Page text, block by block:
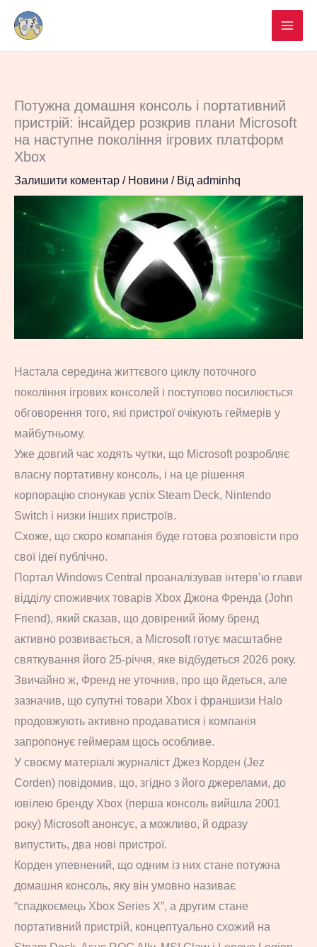
Перейти
вмісту
Потужна домашня консоль і портативний
пристрій: інсайдер розкрив плани Microsoft
на наступне покоління ігрових платформ
Xbox
Залишити коментар / Новини / Від adminhq
Настала середина життєвого циклу поточного
покоління ігрових консолей і поступово посилюється
обговорення того, які пристрої очікують геймерів у
майбутньому.
Уже довгий час ходять чутки, що Microsoft розробляє
власну портативну консоль, і на це рішення
корпорацію спонукав успіх Steam Deck, Nintendo
Switch і низки інших пристроїв.
Схоже, що скоро компанія буде готова розповісти про
свої ідеї публічно.
Портал Windows Central проаналізував інтерв’ю глави
відділу споживчих товарів Xbox Джона Френда (John
Friend), який сказав, що довірений йому бренд
активно розвивається, а Microsoft готує масштабне
святкування його 25-річчя, яке відбудеться 2026 року.
Звичайно ж, Френд не уточнив, про що йдеться, але
зазначив, що супутні товари Xbox і франшизи Halo
продовжують активно продаватися і компанія
запропонує геймерам щось особливе.
У своєму матеріалі журналіст Джез Корден (Jez
Corden) повідомив, що, згідно з його джерелами, до
ювілею бренду Xbox (перша консоль вийшла 2001
року) Microsoft анонсує, а можливо, й одразу
випустить, два нові пристрої.
Корден упевнений, що одним із них стане потужна
домашня консоль, яку він умовно називає
“спадкоємець Xbox Series X”, а другим стане
портативний пристрій, концептуально схожий на